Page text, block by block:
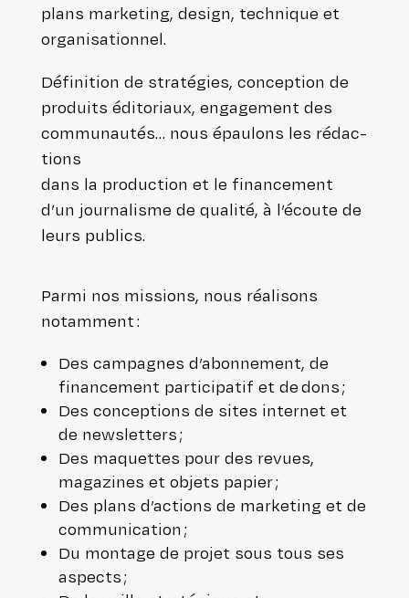
plans marketing, design, technique et
organisationnel.
Défi­ni­tion de stra­té­gies, concep­tion de
produits édi­to­riaux, enga­ge­ment des
com­mu­nau­tés… nous épaulons les rédac­
tions
dans la pro­duc­tion et le finan­ce­ment
d’un jour­na­lisme de qualité, à l’écoute de
leurs publics.
Parmi nos missions, nous réalisons
notamment :
Des campagnes d’abonnement, de
finan­ce­ment par­ti­ci­pa­tif et de dons ;
Des concep­tions de sites internet et
de newsletters ;
Des maquettes pour des revues,
magazines et objets papier ;
Des plans d’actions de marketing et de
communication ;
Du montage de projet sous tous ses
aspects ;